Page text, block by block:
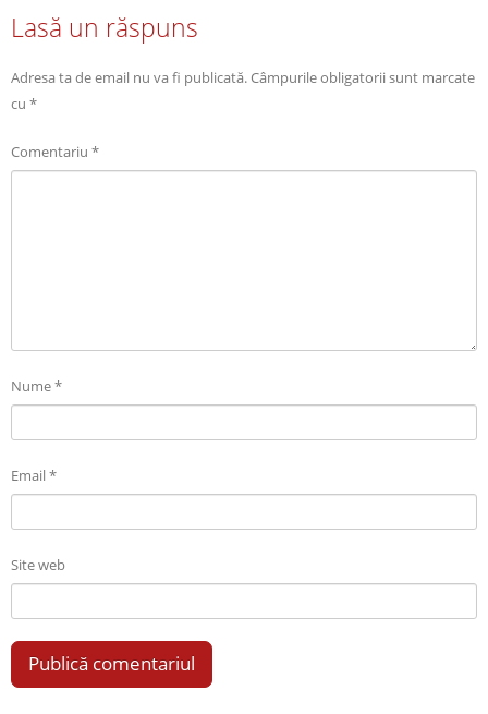
Lasă un răspuns
Adresa ta de email nu va fi publicată.Câmpurile obligatorii sunt marcate
cu *
Comentariu *
Nume*
Email*
Site web